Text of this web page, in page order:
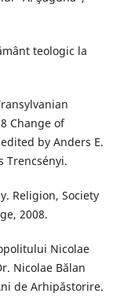
teologic la
Change of
by Anders E.
Trencsényi.
Religion, Society
2008.
Nicolae
Nicolae Bălan
de Arhipăstorire.